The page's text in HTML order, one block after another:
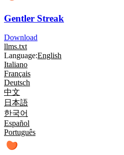
Gentler Streak
Download
llms.txt
Language:English
Italiano
Français
Deutsch
中文
日本語
한국어
Español
Português